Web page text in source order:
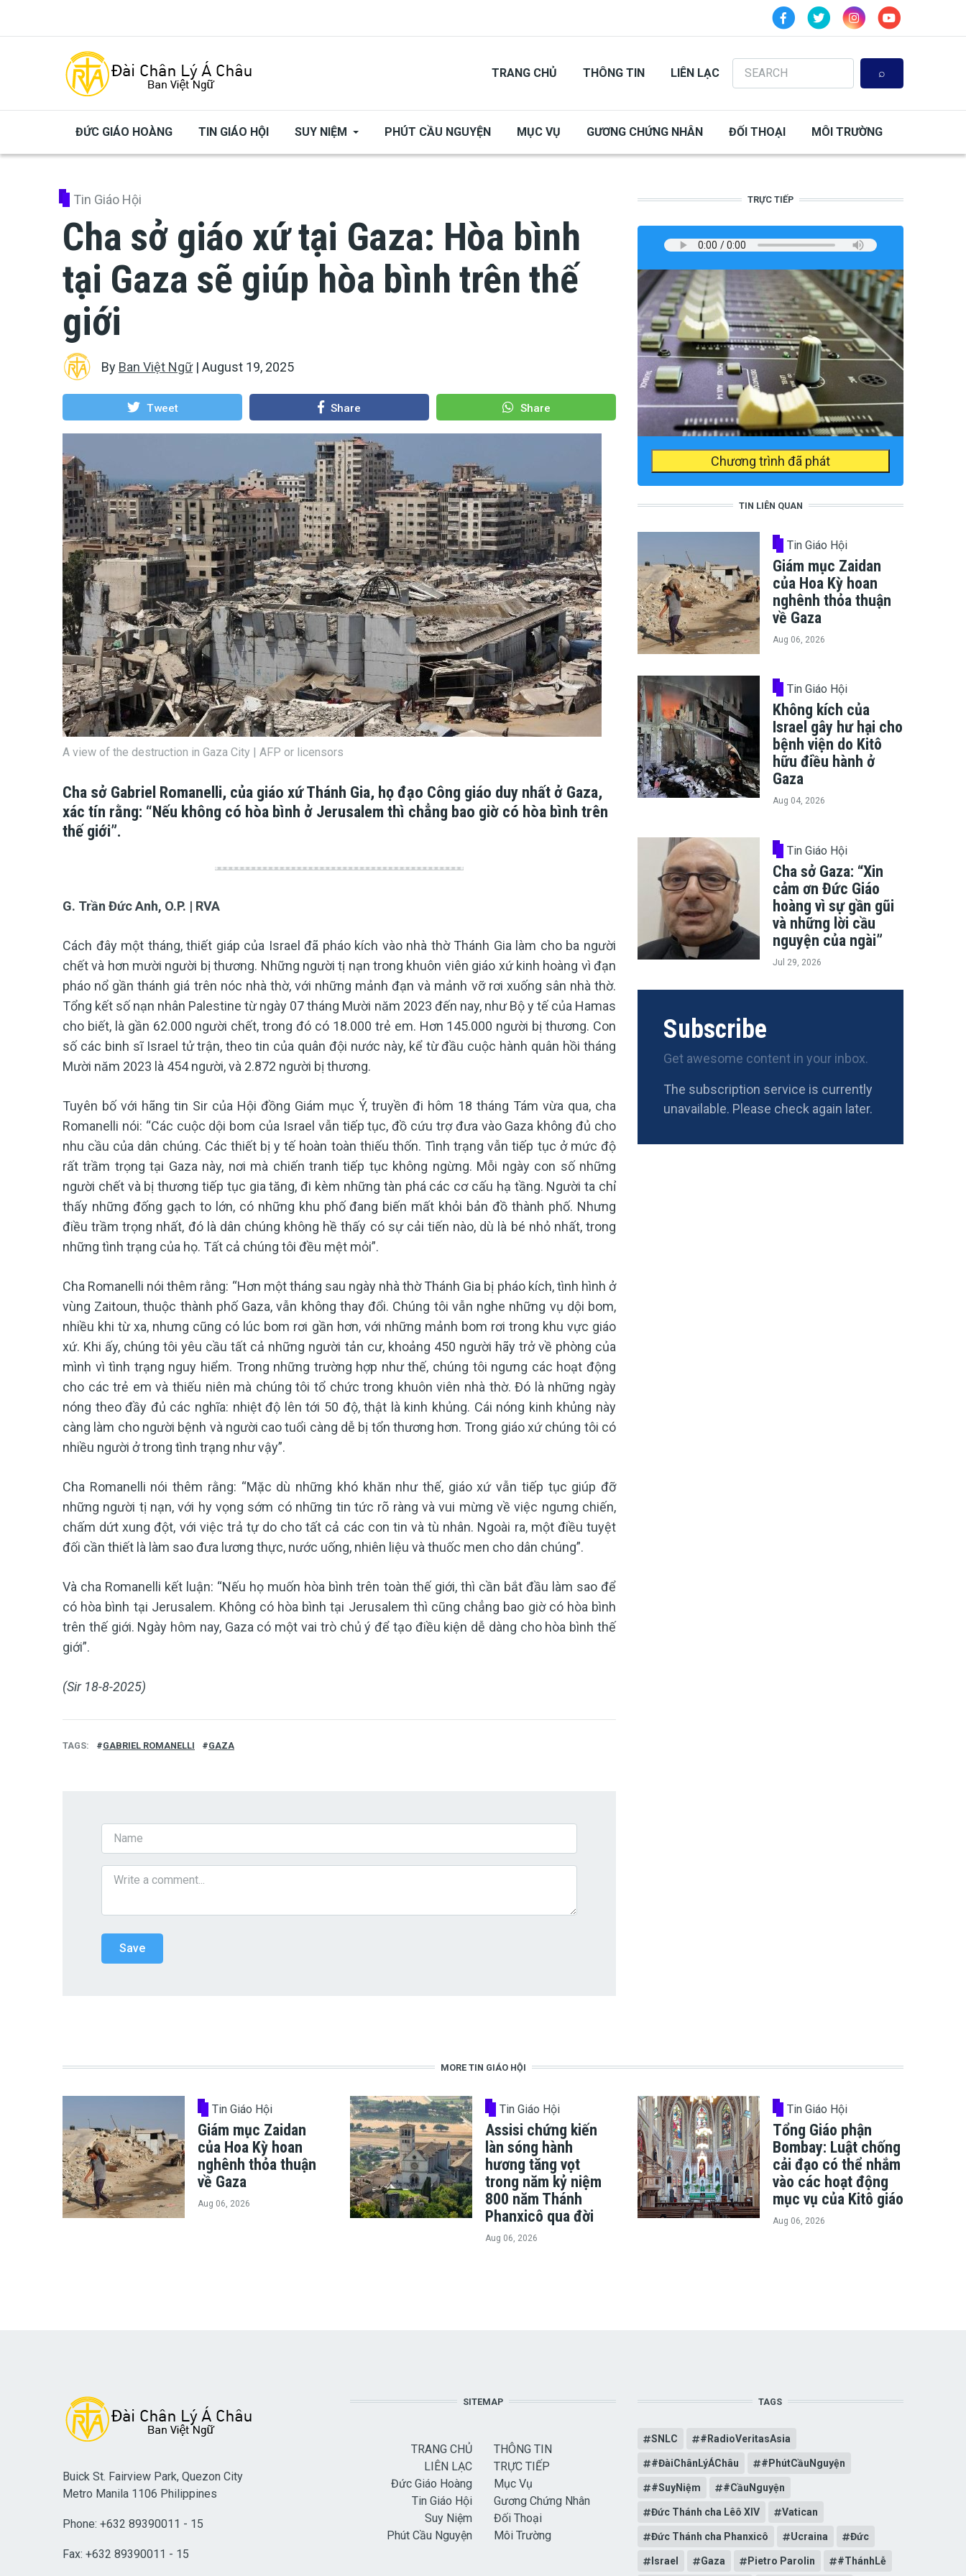
TRANG CHỦ THÔNG TIN LIÊN LẠC
Search
ĐỨC GIÁO HOÀNG TIN GIÁO HỘI SUY NIỆM PHÚT CẦU NGUYỆN MỤC VỤ GƯƠNG CHỨNG NHÂN ĐỐI THOẠI MÔI TRƯỜNG
Tin Giáo Hội
Cha sở giáo xứ tại Gaza: Hòa bình
tại Gaza sẽ giúp hòa bình trên thế
giới
By Ban Việt Ngữ| August 19, 2025
Tweet Share Share
A view of the destruction in Gaza City | AFP or licensors
Cha sở Gabriel Romanelli, của giáo xứ Thánh Gia, họ đạo Công giáo duy nhất ở Gaza,
xác tín rằng: “Nếu không có hòa bình ở Jerusalem thì chẳng bao giờ có hòa bình trên
thế giới”.
G. Trần Đức Anh, O.P. | RVA
Cách đây một tháng, thiết giáp của Israel đã pháo kích vào nhà thờ Thánh Gia làm cho ba người
chết và hơn mười người bị thương. Những người tị nạn trong khuôn viên giáo xứ kinh hoàng vì đạn
pháo nổ gần thánh giá trên nóc nhà thờ, với những mảnh đạn và mảnh vỡ rơi xuống sân nhà thờ.
Tổng kết số nạn nhân Palestine từ ngày 07 tháng Mười năm 2023 đến nay, như Bộ y tế của Hamas
cho biết, là gần 62.000 người chết, trong đó có 18.000 trẻ em. Hơn 145.000 người bị thương. Con
số các binh sĩ Israel tử trận, theo tin của quân đội nước này, kể từ đầu cuộc hành quân hồi tháng
Mười năm 2023 là 454 người, và 2.872 người bị thương.
Tuyên bố với hãng tin Sir của Hội đồng Giám mục Ý, truyền đi hôm 18 tháng Tám vừa qua, cha
Romanelli nói: “Các cuộc dội bom của Israel vẫn tiếp tục, đồ cứu trợ đưa vào Gaza không đủ cho
nhu cầu của dân chúng. Các thiết bị y tế hoàn toàn thiếu thốn. Tình trạng vẫn tiếp tục ở mức độ
rất trầm trọng tại Gaza này, nơi mà chiến tranh tiếp tục không ngừng. Mỗi ngày con số những
người chết và bị thương tiếp tục gia tăng, đi kèm những tàn phá các cơ cấu hạ tầng. Người ta chỉ
thấy những đống gạch to lớn, có những khu phố đang biến mất khỏi bản đồ thành phố. Nhưng
điều trầm trọng nhất, đó là dân chúng không hề thấy có sự cải tiến nào, dù là bé nhỏ nhất, trong
những tình trạng của họ. Tất cả chúng tôi đều mệt mỏi”.
Cha Romanelli nói thêm rằng: “Hơn một tháng sau ngày nhà thờ Thánh Gia bị pháo kích, tình hình ở
vùng Zaitoun, thuộc thành phố Gaza, vẫn không thay đổi. Chúng tôi vẫn nghe những vụ dội bom,
nhiều khi từ xa, nhưng cũng có lúc bom rơi gần hơn, với những mảnh bom rơi trong khu vực giáo
xứ. Khi ấy, chúng tôi yêu cầu tất cả những người tản cư, khoảng 450 người hãy trở về phòng của
mình vì tình trạng nguy hiểm. Trong những trường hợp như thế, chúng tôi ngưng các hoạt động
cho các trẻ em và thiếu niên mà chúng tôi tổ chức trong khuôn viên nhà thờ. Đó là những ngày
nóng theo đầy đủ các nghĩa: nhiệt độ lên tới 50 độ, thật là kinh khủng. Cái nóng kinh khủng này
càng làm cho người bệnh và người cao tuổi càng dễ bị tổn thương hơn. Trong giáo xứ chúng tôi có
nhiều người ở trong tình trạng như vậy”.
Cha Romanelli nói thêm rằng: “Mặc dù những khó khăn như thế, giáo xứ vẫn tiếp tục giúp đỡ
những người tị nạn, với hy vọng sớm có những tin tức rõ ràng và vui mừng về việc ngưng chiến,
chấm dứt xung đột, với việc trả tự do cho tất cả các con tin và tù nhân. Ngoài ra, một điều tuyệt
đối cần thiết là làm sao đưa lương thực, nước uống, nhiên liệu và thuốc men cho dân chúng”.
Và cha Romanelli kết luận: “Nếu họ muốn hòa bình trên toàn thế giới, thì cần bắt đầu làm sao để
có hòa bình tại Jerusalem. Không có hòa bình tại Jerusalem thì cũng chẳng bao giờ có hòa bình
trên thế giới. Ngày hôm nay, Gaza có một vai trò chủ ý để tạo điều kiện dễ dàng cho hòa bình thế
giới”.
(Sir 18-8-2025)
TAGS GABRIEL ROMANELLI GAZA
TRỰC TIẾP
Chương trình đã phát
TIN LIÊN QUAN
Tin Giáo Hội
Giám mục Zaidan
của Hoa Kỳ hoan
nghênh thỏa thuận
về Gaza
Aug 06, 2026
Tin Giáo Hội
Không kích của
Israel gây hư hại cho
bệnh viện do Kitô
hữu điều hành ở
Gaza
Aug 04, 2026
Tin Giáo Hội
Cha sở Gaza: “Xin
cảm ơn Đức Giáo
hoàng vì sự gần gũi
và những lời cầu
nguyện của ngài”
Jul 29, 2026
Subscribe
Get awesome content in your inbox.
The subscription service is currently
unavailable. Please check again later.
MORE TIN GIÁO HỘI
Tin Giáo Hội
Giám mục Zaidan
của Hoa Kỳ hoan
nghênh thỏa thuận
về Gaza
Aug 06, 2026
Tin Giáo Hội
Assisi chứng kiến
làn sóng hành
hương tăng vọt
trong năm kỷ niệm
800 năm Thánh
Phanxicô qua đời
Aug 06, 2026
Tin Giáo Hội
Tổng Giáo phận
Bombay: Luật chống
cải đạo có thể nhắm
vào các hoạt động
mục vụ của Kitô giáo
Aug 06, 2026
Buick St. Fairview Park, Quezon City
Metro Manila 1106 Philippines
Phone: +632 89390011 - 15
Fax: +632 89390011 - 15
SITEMAP
TRANG CHỦ
LIÊN LẠC
Đức Giáo Hoàng
Tin Giáo Hội
Suy Niệm
Phút Cầu Nguyện
THÔNG TIN
TRỰC TIẾP
Mục Vụ
Gương Chứng Nhân
Đối Thoại
Môi Trường
TAGS
SNLC #RadioVeritasAsia
#ĐàiChânLýÁChâu #PhútCầuNguyện
#SuyNiệm #CầuNguyện
Đức Thánh cha Lêô XIV Vatican
Đức Thánh cha Phanxicô Ucraina Đức
Israel Gaza Pietro Parolin #ThánhLễ